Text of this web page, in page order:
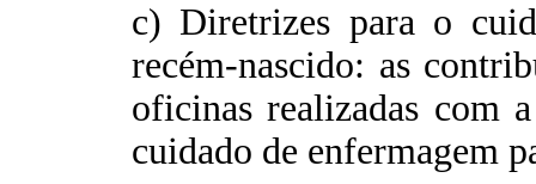
c) Diretrizes para o
recém-nascido: as
oficinas realizadas com
cuidado de enfermagem